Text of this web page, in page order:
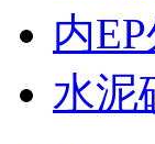
内
水泥